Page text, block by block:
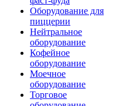
Оборудование для
пиццерии
Нейтральное
оборудование
Кофейное
оборудование
Моечное
оборудование
Торговое